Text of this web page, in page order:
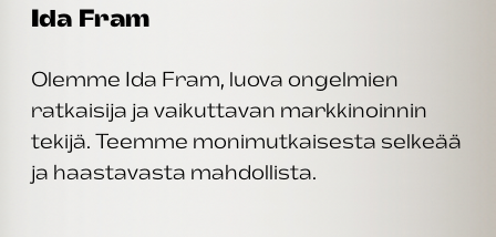
Ida Fram
Olemme Ida Fram, luova ongelmien
ratkaisija ja vaikuttavan markkinoinnin
tekijä. Teemme monimutkaisesta selkeää
ja haastavasta mahdollista.